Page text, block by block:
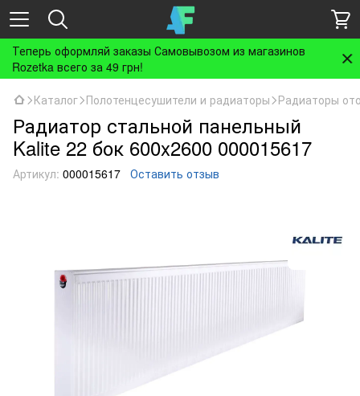
Теперь оформляй заказы Самовывозом из магазинов
Rozetka всего за 49 грн!
Каталог Полотенцесушители и радиаторы Радиаторы
Радиатор стальной панельный
Kalite 22 бок 600x2600 000015617
Артикул: 000015617 Оставить отзыв